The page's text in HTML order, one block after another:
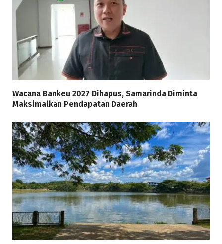
Wacana Bankeu 2027 Dihapus, Samarinda Diminta
Maksimalkan Pendapatan Daerah